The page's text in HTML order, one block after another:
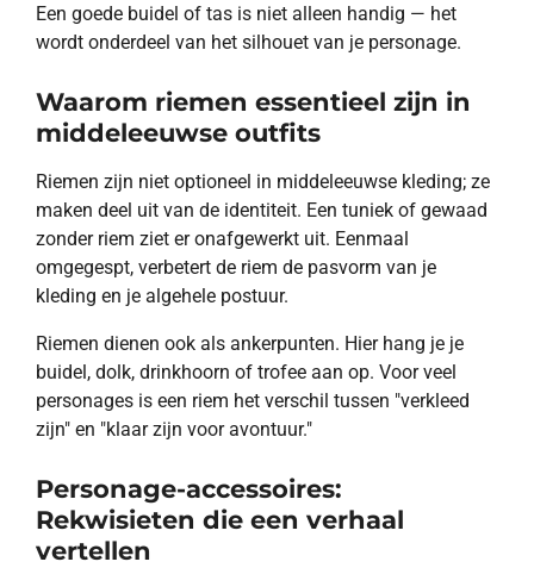
Een goede buidel of tas is niet alleen handig — het
wordt onderdeel van het silhouet van je personage.
Waarom riemen essentieel zijn in
middeleeuwse outfits
Riemen zijn niet optioneel in middeleeuwse kleding; ze
maken deel uit van de identiteit. Een tuniek of gewaad
zonder riem ziet er onafgewerkt uit. Eenmaal
omgegespt, verbetert de riem de pasvorm van je
kleding en je algehele postuur.
Riemen dienen ook als ankerpunten. Hier hang je je
buidel, dolk, drinkhoorn of trofee aan op. Voor veel
personages is een riem het verschil tussen "verkleed
zijn" en "klaar zijn voor avontuur."
Personage-accessoires:
Rekwisieten die een verhaal
vertellen